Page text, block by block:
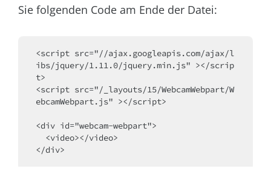
Sie folgenden Code am Ende der Datei:
<script src="//ajax.googleapis.com/ajax/l
ibs/jquery/1.11.0/jquery.min.js" ></scrip
t>
<script src="/_layouts/15/WebcamWebpart/W
ebcamWebpart.js" ></script>
<div id="webcam-webpart">
  <video></video>
</div>